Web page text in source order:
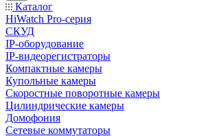
Каталог
HiWatch Pro-серия
CКУД
IP-оборудование
IP-видеорегистраторы
Компактные камеры
Купольные камеры
Скоростные поворотные камеры
Цилиндрические камеры
Домофония
Сетевые коммутаторы